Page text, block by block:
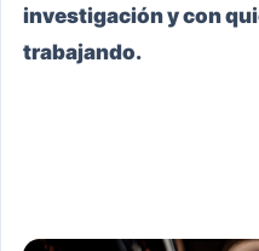
investigación y con
trabajando.